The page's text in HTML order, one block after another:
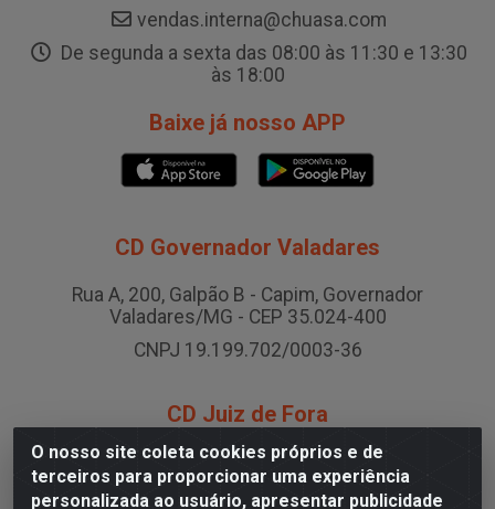
O nosso site coleta cookies próprios e de
terceiros para proporcionar uma experiência
personalizada ao usuário, apresentar publicidade
vendas.interna@chuasa.com
De segunda a sexta das 08:00 às 11:30 e 13:30
às 18:00
Baixe já nosso APP
CD Governador Valadares
Rua A, 200, Galpão B - Capim, Governador
Valadares/MG - CEP 35.024-400
CNPJ 19.199.702/0003-36
CD Juiz de Fora
Rodovia BR-040 , Nº 0, Área B2 Condominio Brasil LOG
- São Pedro, Juiz de Fora/MG